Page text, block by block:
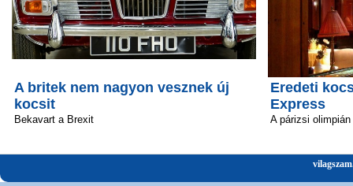
A britek nem nagyon vesznek új
kocsit
Bekavart a Brexit
Eredeti
Express
A párizsi olimpián